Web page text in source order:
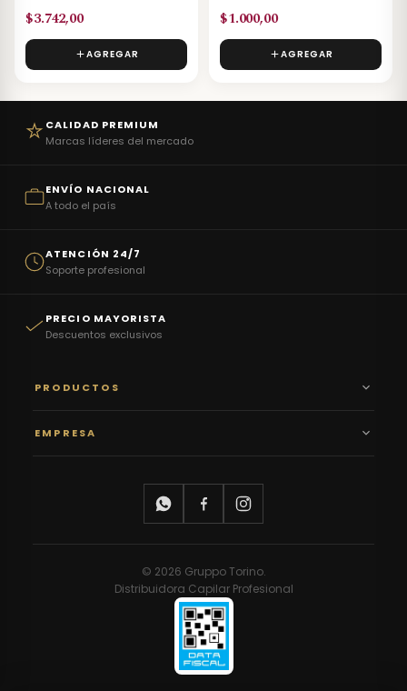
$3.742,00
AGREGAR
$1.000,00
AGREGAR
CALIDAD PREMIUM
Marcas líderes del mercado
ENVÍO NACIONAL
A todo el país
ATENCIÓN 24/7
Soporte profesional
PRECIO MAYORISTA
Descuentos exclusivos
PRODUCTOS
EMPRESA
© 2026 Gruppo Torino.
Distribuidora Capilar Profesional